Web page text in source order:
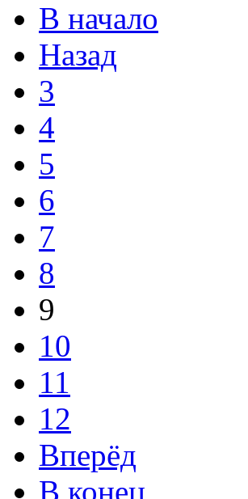
В начало
Назад
3
4
5
6
7
8
9
10
11
12
Вперёд
В конец